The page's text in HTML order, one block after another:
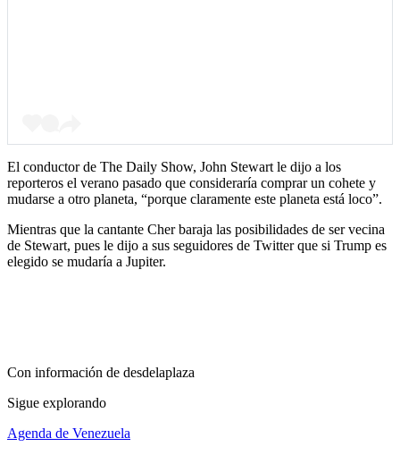
El conductor de The Daily Show, John Stewart le dijo a los
reporteros el verano pasado que consideraría comprar un cohete y
mudarse a otro planeta, “porque claramente este planeta está loco”.
Mientras que la cantante Cher baraja las posibilidades de ser vecina
de Stewart, pues le dijo a sus seguidores de Twitter que si Trump es
elegido se mudaría a Jupiter.
Con información de desdelaplaza
Sigue explorando
Agenda de Venezuela